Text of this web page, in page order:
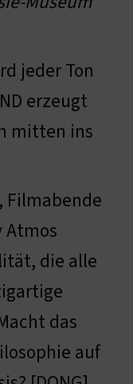
jeder Ton
erzeugt
mitten ins
Filmabende
Atmos
die alle
das
auf